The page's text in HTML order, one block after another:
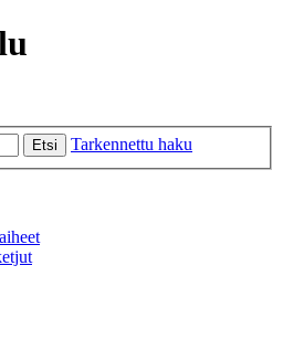
Etsi Tarkennettu haku